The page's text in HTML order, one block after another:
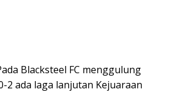
Blacksteel FC menggulung
2 ada laga lanjutan Kejuaraan